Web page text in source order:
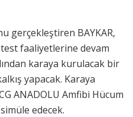
gerçekleştiren BAYKAR,
faaliyetlerine devam
karaya kurulacak bir
yapacak. Karaya
ANADOLU Amfibi Hücum
edecek.